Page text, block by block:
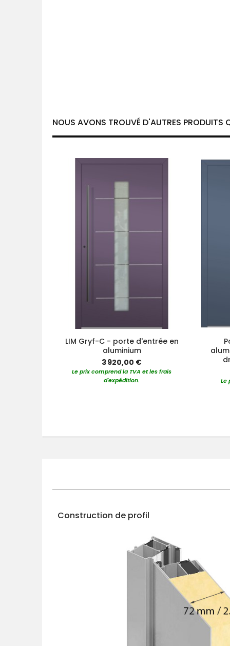
NOUS AVONS TROUVÉ D'AUTRES PRODUITS
LIM Gryf-C - porte d'entrée en
aluminium
3 920,00 €
Le prix comprend la TVA et les frais
d'expédition.
Le